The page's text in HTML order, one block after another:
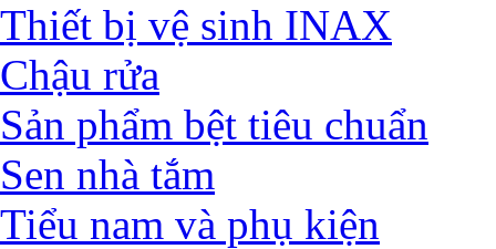
Thiết bị vệ sinh INAX
Chậu rửa
Sản phẩm bệt tiêu chuẩn
Sen nhà tắm
Tiểu nam và phụ kiện